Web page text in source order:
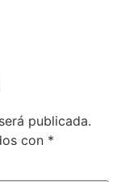
publicada.
con *